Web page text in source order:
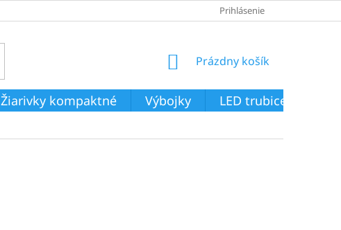
Prihlásenie
NÁKUPNÝ
Prázdny košík
Žiarivky kompaktné Výbojky LED trubice